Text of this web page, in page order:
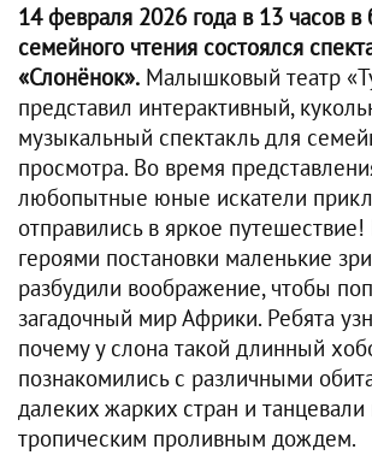
14 февраля 2026 года в 13 часов в
семейного чтения состоялся
«Слонёнок». Малышковый театр
представил интерактивный,
музыкальный спектакль для
просмотра. Во время
любопытные юные искатели
отправились в яркое
героями постановки маленькие
разбудили воображение, чтобы
загадочный мир Африки. Ребята
почему у слона такой длинный
познакомились с различными
далеких жарких стран и
тропическим проливным дождем.